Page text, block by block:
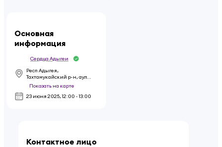
Основная
информация
Сердца Адыгеи
Респ Адыгея,
Тахтамукайский р-н, аул
Новая Адыгея, ул
Тургеневское шоссе, д 20
Показать на карте
23 июня 2025,12:00 - 13:00
Контактное лицо